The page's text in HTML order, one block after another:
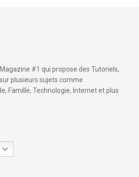
#1 qui propose des Tutoriels,
plusieurs sujets comme
Famille, Technologie, Internet et plus